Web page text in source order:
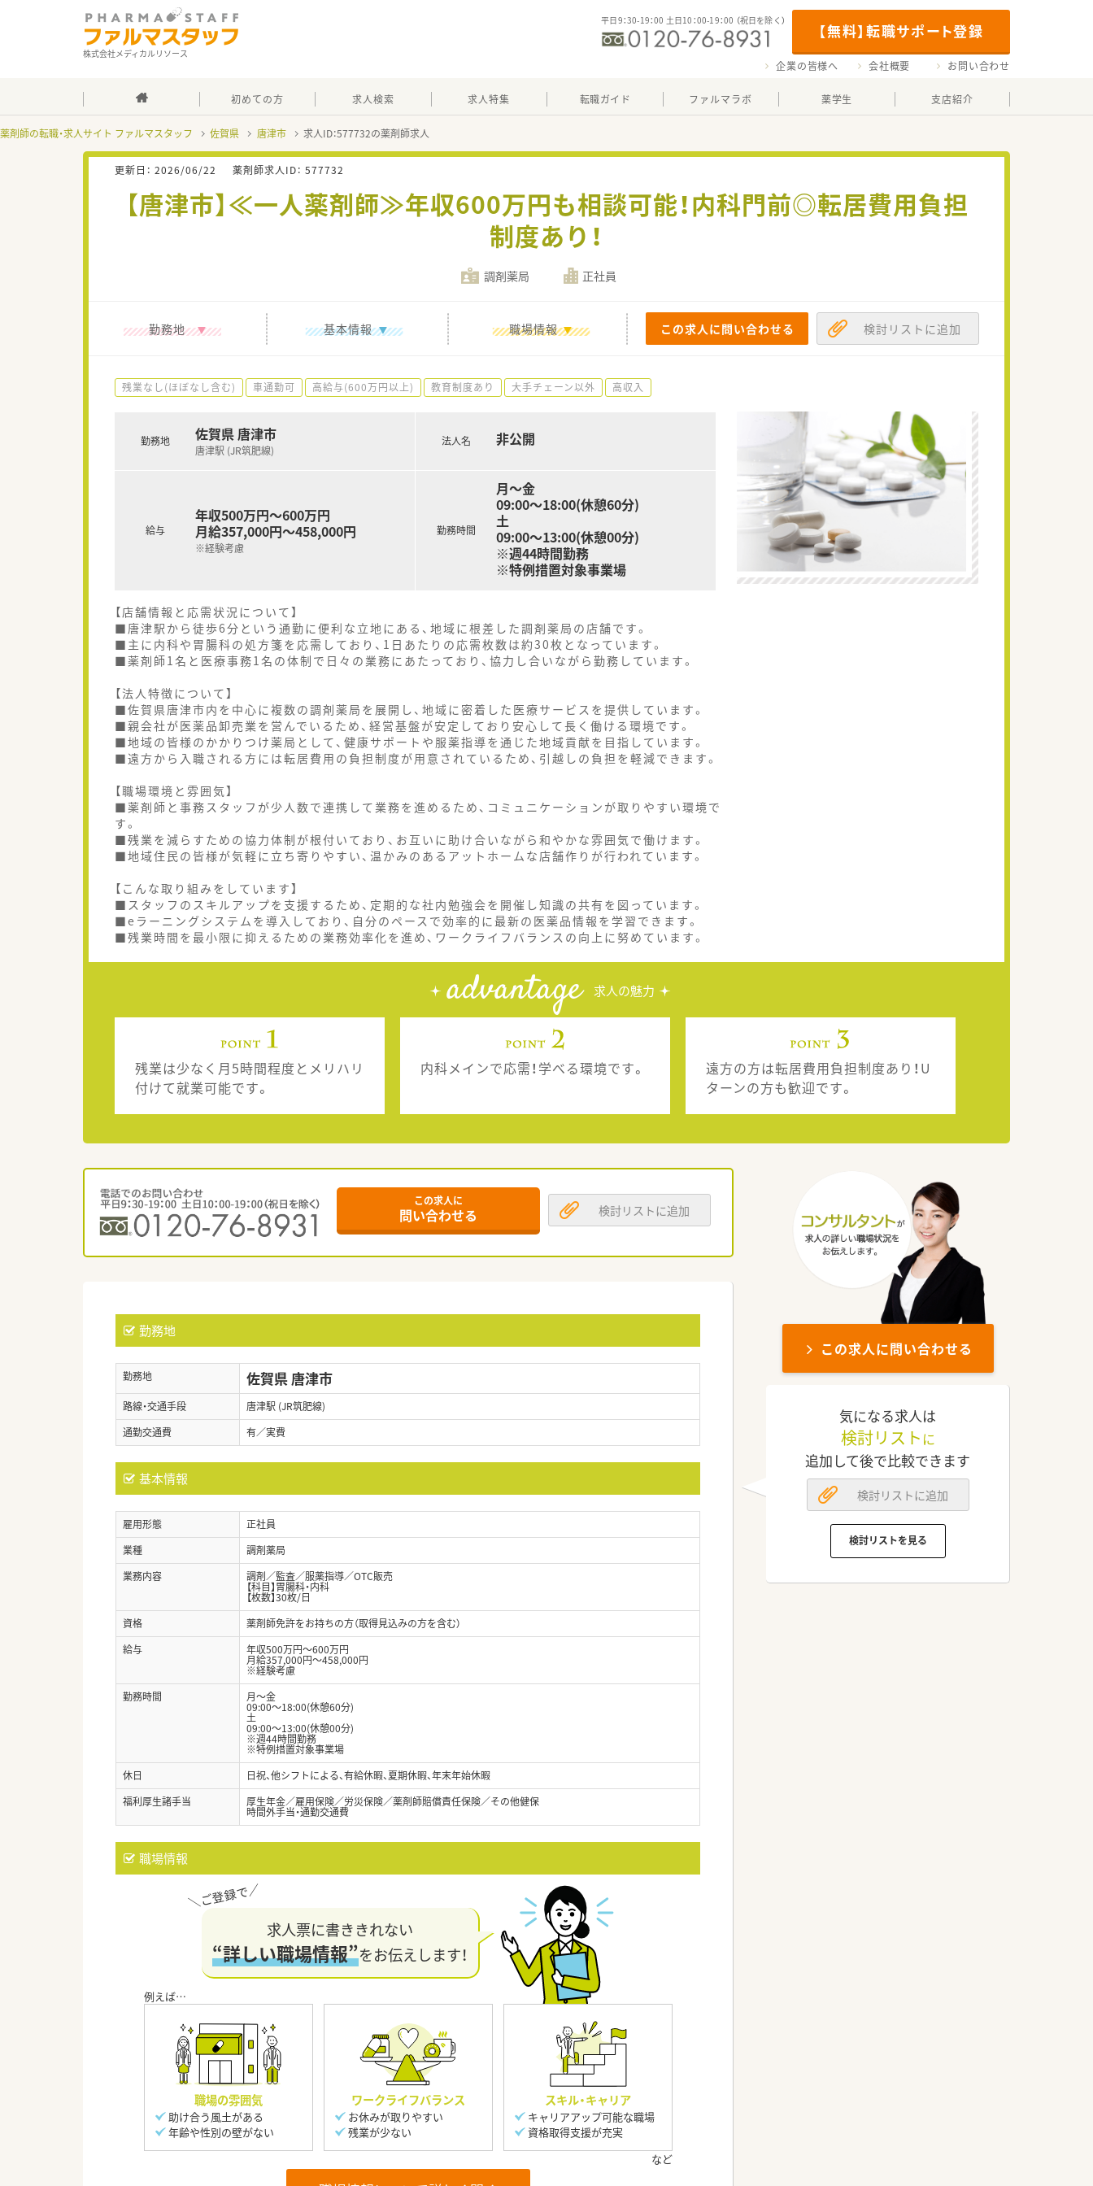
株式会社メディカルリソース
【無料】転職サポート登録
平日9：30-19：00 土日10：00-19：00 （祝日を除く）
企業の皆様へ 会社概要 お問い合わせ
初めての方 求人検索 求人特集 転職ガイド ファルマラボ 薬学生 支店紹介
薬剤師の転職・求人サイト ファルマスタッフ 佐賀県 唐津市 求人ID：577732の薬剤師求人
更新日： 2026/06/22 薬剤師求人ID： 577732
【唐津市】≪一人薬剤師≫年収600万円も相談可能！内科門前◎転居費用負担
制度あり！
調剤薬局 正社員
勤務地 基本情報 職場情報 この求人に問い合わせる 検討リストに追加
残業なし(ほぼなし含む) 車通勤可 高給与(600万円以上) 教育制度あり 大手チェーン以外 高収入
勤務地 佐賀県 唐津市
唐津駅 (JR筑肥線)
給与
年収500万円～600万円
月給357,000円～458,000円
※経験考慮
法人名 非公開
勤務時間
月～金
09:00～18:00(休憩60分)
土
09:00～13:00(休憩00分)
※週44時間勤務
※特例措置対象事業場
【店舗情報と応需状況について】
■唐津駅から徒歩6分という通勤に便利な立地にある、地域に根差した調剤薬局の店舗です。
■主に内科や胃腸科の処方箋を応需しており、1日あたりの応需枚数は約30枚となっています。
■薬剤師1名と医療事務1名の体制で日々の業務にあたっており、協力し合いながら勤務しています。
【法人特徴について】
■佐賀県唐津市内を中心に複数の調剤薬局を展開し、地域に密着した医療サービスを提供しています。
■親会社が医薬品卸売業を営んでいるため、経営基盤が安定しており安心して長く働ける環境です。
■地域の皆様のかかりつけ薬局として、健康サポートや服薬指導を通じた地域貢献を目指しています。
■遠方から入職される方には転居費用の負担制度が用意されているため、引越しの負担を軽減できます。
【職場環境と雰囲気】
■薬剤師と事務スタッフが少人数で連携して業務を進めるため、コミュニケーションが取りやすい環境で
す。
■残業を減らすための協力体制が根付いており、お互いに助け合いながら和やかな雰囲気で働けます。
■地域住民の皆様が気軽に立ち寄りやすい、温かみのあるアットホームな店舗作りが行われています。
【こんな取り組みをしています】
■スタッフのスキルアップを支援するため、定期的な社内勉強会を開催し知識の共有を図っています。
■eラーニングシステムを導入しており、自分のペースで効率的に最新の医薬品情報を学習できます。
■残業時間を最小限に抑えるための業務効率化を進め、ワークライフバランスの向上に努めています。
advantage 求人の魅力
残業は少なく月5時間程度とメリハリ
付けて就業可能です。
内科メインで応需！学べる環境です。
遠方の方は転居費用負担制度あり！U
ターンの方も歓迎です。
この求人に
問い合わせる 検討リストに追加
勤務地
勤務地 佐賀県 唐津市
路線・交通手段
唐津駅 (JR筑肥線)
通勤交通費
有／実費
基本情報
雇用形態
正社員
業種
調剤薬局
業務内容
調剤／監査／服薬指導／OTC販売
【科目】胃腸科・内科
【枚数】30枚/日
資格
薬剤師免許をお持ちの方（取得見込みの方を含む）
給与
年収500万円～600万円
月給357,000円～458,000円
※経験考慮
勤務時間
月～金
09:00～18:00(休憩60分)
土
09:00～13:00(休憩00分)
※週44時間勤務
※特例措置対象事業場
休日
日祝、他シフトによる、有給休暇、夏期休暇、年末年始休暇
福利厚生諸手当
厚生年金／雇用保険／労災保険／薬剤師賠償責任保険／その他健保
時間外手当・通勤交通費
職場情報
求人票に書ききれない
“詳しい職場情報”をお伝えします！
職場の雰囲気
助け合う風土がある
年齢や性別の壁がない
ワークライフバランス
お休みが取りやすい
残業が少ない
スキル・キャリア
キャリアアップ可能な職場
資格取得支援が充実
この求人に問い合わせる
気になる求人は
検討リスト に
追加して後で比較できます
検討リストに追加
検討リストを見る